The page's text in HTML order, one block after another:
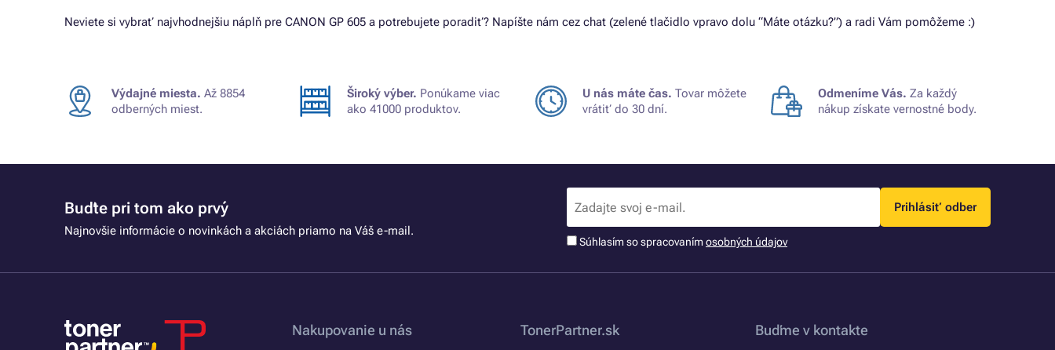
Neviete si vybrať najvhodnejšiu náplň pre CANON GP 605 a potrebujete poradiť? Napíšte nám cez chat (zelené tlačidlo vpravo dolu “Máte otázku?”) a radi Vám pomôžeme :)
Výdajné miesta. Až 8854
odberných miest.
Široký výber. Ponúkame viac
ako 41000 produktov.
U nás máte čas. Tovar môžete
vrátiť do 30 dní.
Odmeníme Vás. Za každý
nákup získate vernostné body.
Buďte pri tom ako prvý
Najnovšie informácie o novinkách a akciách priamo na Váš e-mail.
Prihlásiť odber
Súhlasím so spracovanímosobných údajov
Nakupovanie u nás TonerPartner.sk Buďme v kontakte